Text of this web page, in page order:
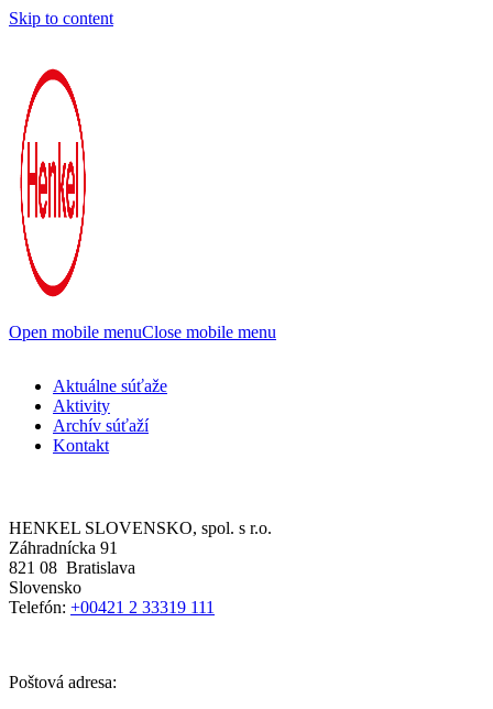
Skip to content
Open mobile menuClose mobile menu
Aktuálne súťaže
Aktivity
Archív súťaží
Kontakt
HENKEL SLOVENSKO, spol. s r.o.
Záhradnícka 91
821 08 Bratislava
Slovensko
Telefón: +00421 2 33319 111
Poštová adresa: